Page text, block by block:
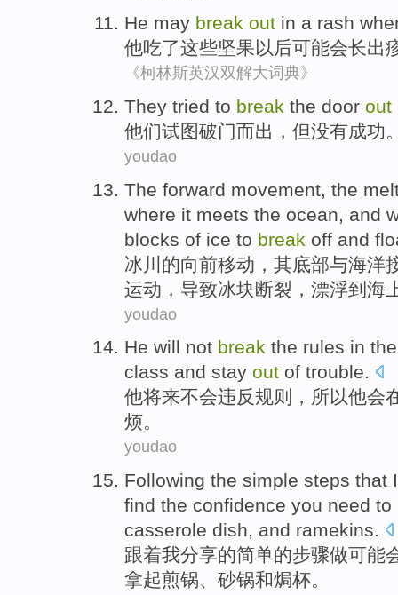
He may break out in a rash
他吃了这些坚果以后可能会长出
《柯林斯英汉双解大词典》
They tried to break the door out
他们试图破门而出 ， 但没有成功
youdao
The forward movement , the
where it meets the ocean and
blocks of ice to break off and
冰川 的向前移动 ，其底部与海洋
运动， 导致冰块断裂 ， 漂浮到海
youdao
He will not break the rules in
class and stay out of trouble.
他将来不会违反规则 ， 所以他会
烦。
youdao
Following the simple steps that
find the confidence you need to
casserole dish, and ramekins.
跟着我分享的简单的步骤做可能
拿起煎锅、 砂锅和焗杯。